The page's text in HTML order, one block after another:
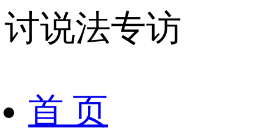
讨说法专访
首 页